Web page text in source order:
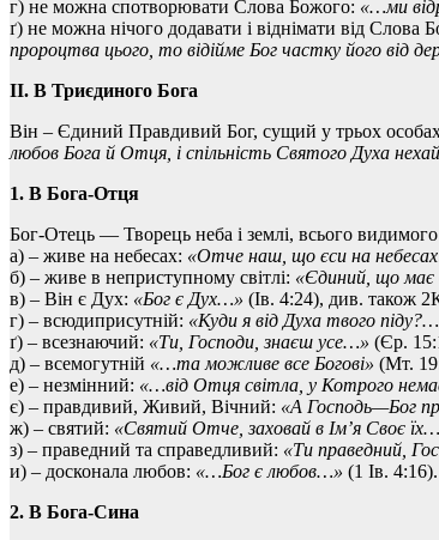
г) не можна спотворювати Слова Божого: «…ми
ґ) не можна нічого додавати і віднімати від Слова
пророцтва цього, то відійме Бог частку його від
II. В Триєдиного Бога
Він – Єдиний Правдивий Бог, сущий у трьох
любов Бога й Отця, і спільність Святого Духа
1. В Бога-Отця
Бог-Отець — Творець неба і землі, всього
а) – живе на небесах: «Отче наш, що єси на
б) – живе в неприступному світлі: «Єдиний, що має
в) – Він є Дух: «Бог є Дух…» (Ів. 4:24), див. також
г) – всюдиприсутній: «Куди я від Духа твого
ґ) – всезнаючий: «Ти, Господи, знаєш усе…» (Єр.
д) – всемогутній «…та можливе все Богові» (Мт.
е) – незмінний: «…від Отця світла, у Котрого немає
є) – правдивий, Живий, Вічний: «А Господь—Бог
ж) – святий: «Святий Отче, заховай в Ім’я Своє
з) – праведний та справедливий: «Ти праведний,
и) – досконала любов: «…Бог є любов…» (1 Ів. 4:16).
2. В Бога-Сина